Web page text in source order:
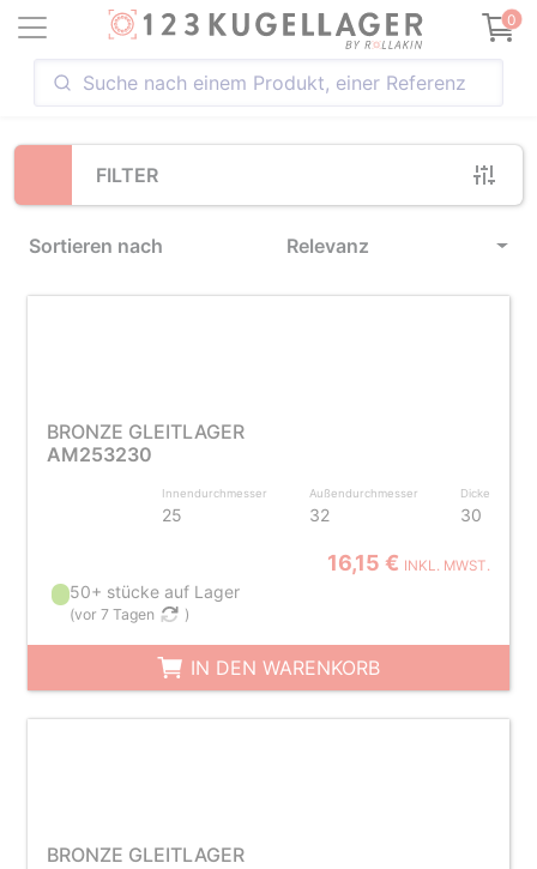
0
FILTER
Sortieren nach Relevanz
Loading...
BRONZE GLEITLAGER
AM253230
Innendurchmesser
25
Außendurchmesser
32
Dicke
30
16,15 € INKL. MWST.
50+ stücke auf Lager
(vor 7 Tagen )
IN DEN WARENKORB
BRONZE GLEITLAGER